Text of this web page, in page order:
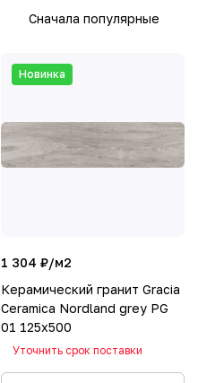
Сначала популярные
Новинка
1 304 ₽/м2
Керамический гранит Gracia
Ceramica Nordland grey PG
01 125x500
Уточнить срок поставки